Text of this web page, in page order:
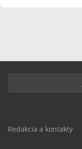
Redakcia a kontakty